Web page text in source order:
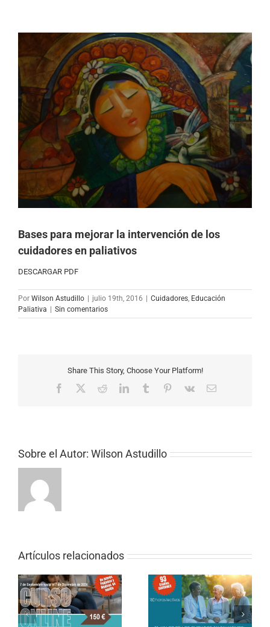
más
Bases para mejorar la intervención de los
cuidadores en paliativos
DESCARGAR PDF
Por Wilson Astudillo julio 19th, 2016 Cuidadores, Educación
Paliativa
Sin comentarios
Share This Story, Choose Your Platform!
Facebook RedditLinkedInTumblr Pinterest
Vk
Correo
Sobre el Autor: Wilson Astudillo
Artículos relacionados
CURSO ONLINE DE
PALIATIVOS SIN
FRONTERAS «EL
CURSO ONLINE (SEMI-
PRESENCIAL) – El valor